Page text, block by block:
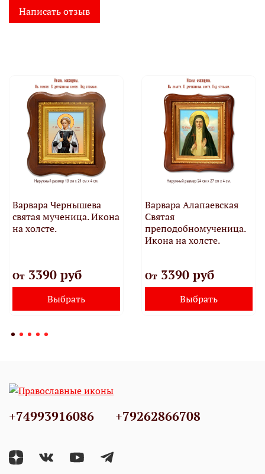
Написать отзыв
Варвара Чернышева
святая мученица. Икона
на холсте.
От3390 руб
Выбрать
Варвара Алапаевская
Святая
преподобномученица.
Икона на холсте.
От3390 руб
Выбрать
+74993916086 +79262866708